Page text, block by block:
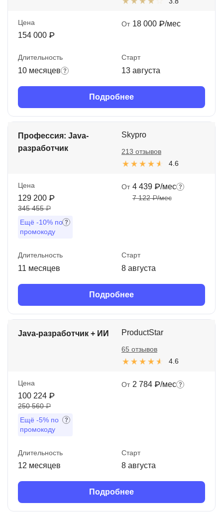
Цена
154 000 ₽
От 18 000 ₽/мес
Длительность
10 месяцев
Старт
13 августа
Подробнее
Профессия: Java-
разработчик
Skypro
4.6
213 отзывов
Цена
129 200 ₽
345 455 ₽
Ещё -10% по
промокоду
От 4 439 ₽/мес
7 122 ₽/мес
Длительность
11 месяцев
Старт
8 августа
Подробнее
Java-разработчик + ИИ ProductStar
4.6
65 отзывов
Цена
100 224 ₽
250 560 ₽
Ещё -5% по
промокоду
От 2 784 ₽/мес
Длительность
12 месяцев
Старт
8 августа
Подробнее